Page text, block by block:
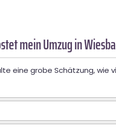
mein Umzug in
eine grobe Schätzung, wie